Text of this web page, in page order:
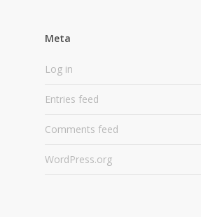
Meta
Log in
Entries feed
Comments feed
WordPress.org